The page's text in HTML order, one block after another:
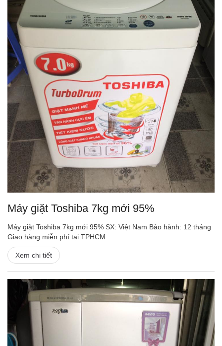
Máy giặt Toshiba 7kg mới 95%
Máy giặt Toshiba 7kg mới 95% SX: Việt Nam Bảo hành: 12 tháng
Giao hàng miễn phí tại TPHCM
Xem chi tiết